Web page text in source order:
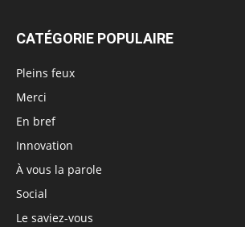
CATÉGORIE POPULAIRE
Pleins feux
Merci
En bref
Innovation
À vous la parole
Social
Le saviez-vous